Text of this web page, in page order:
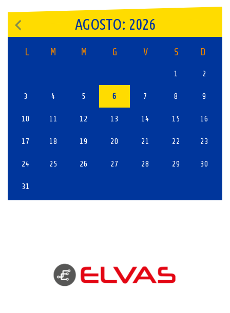
AGOSTO: 2026
L M M G V S D
1 2
3 4 5 6 7 8 9
10 11 12 13 14 15 16
17 18 19 20 21 22 23
24 25 26 27 28 29 30
31